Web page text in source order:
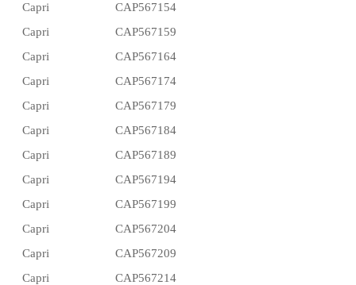
Capri
CAP567154
Capri
CAP567159
Capri
CAP567164
Capri
CAP567174
Capri
CAP567179
Capri
CAP567184
Capri
CAP567189
Capri
CAP567194
Capri
CAP567199
Capri
CAP567204
Capri
CAP567209
Capri
CAP567214